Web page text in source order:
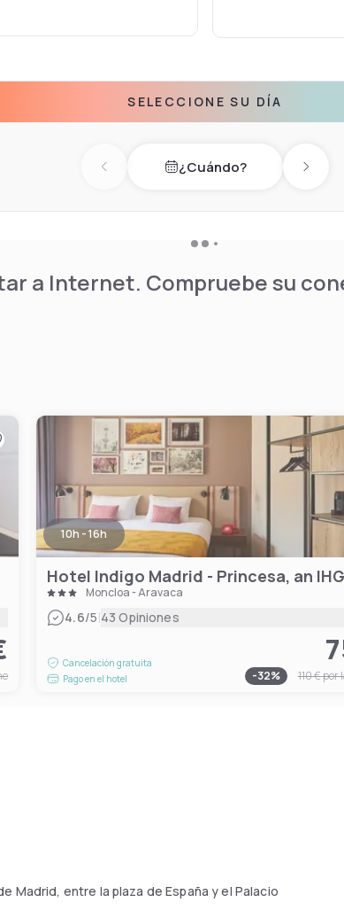
de Plaza de España, que
SELECCIONE SU DÍA
Previous day¿Cuándo? Next
a Internet. Compruebe su
10h - 16h
Moncloa - Aravaca
4.6/5|43 Opiniones
Cancelación gratuita
Pago en el hotel
-32% 110 €por
Madrid, entre la plaza de España y el Palacio